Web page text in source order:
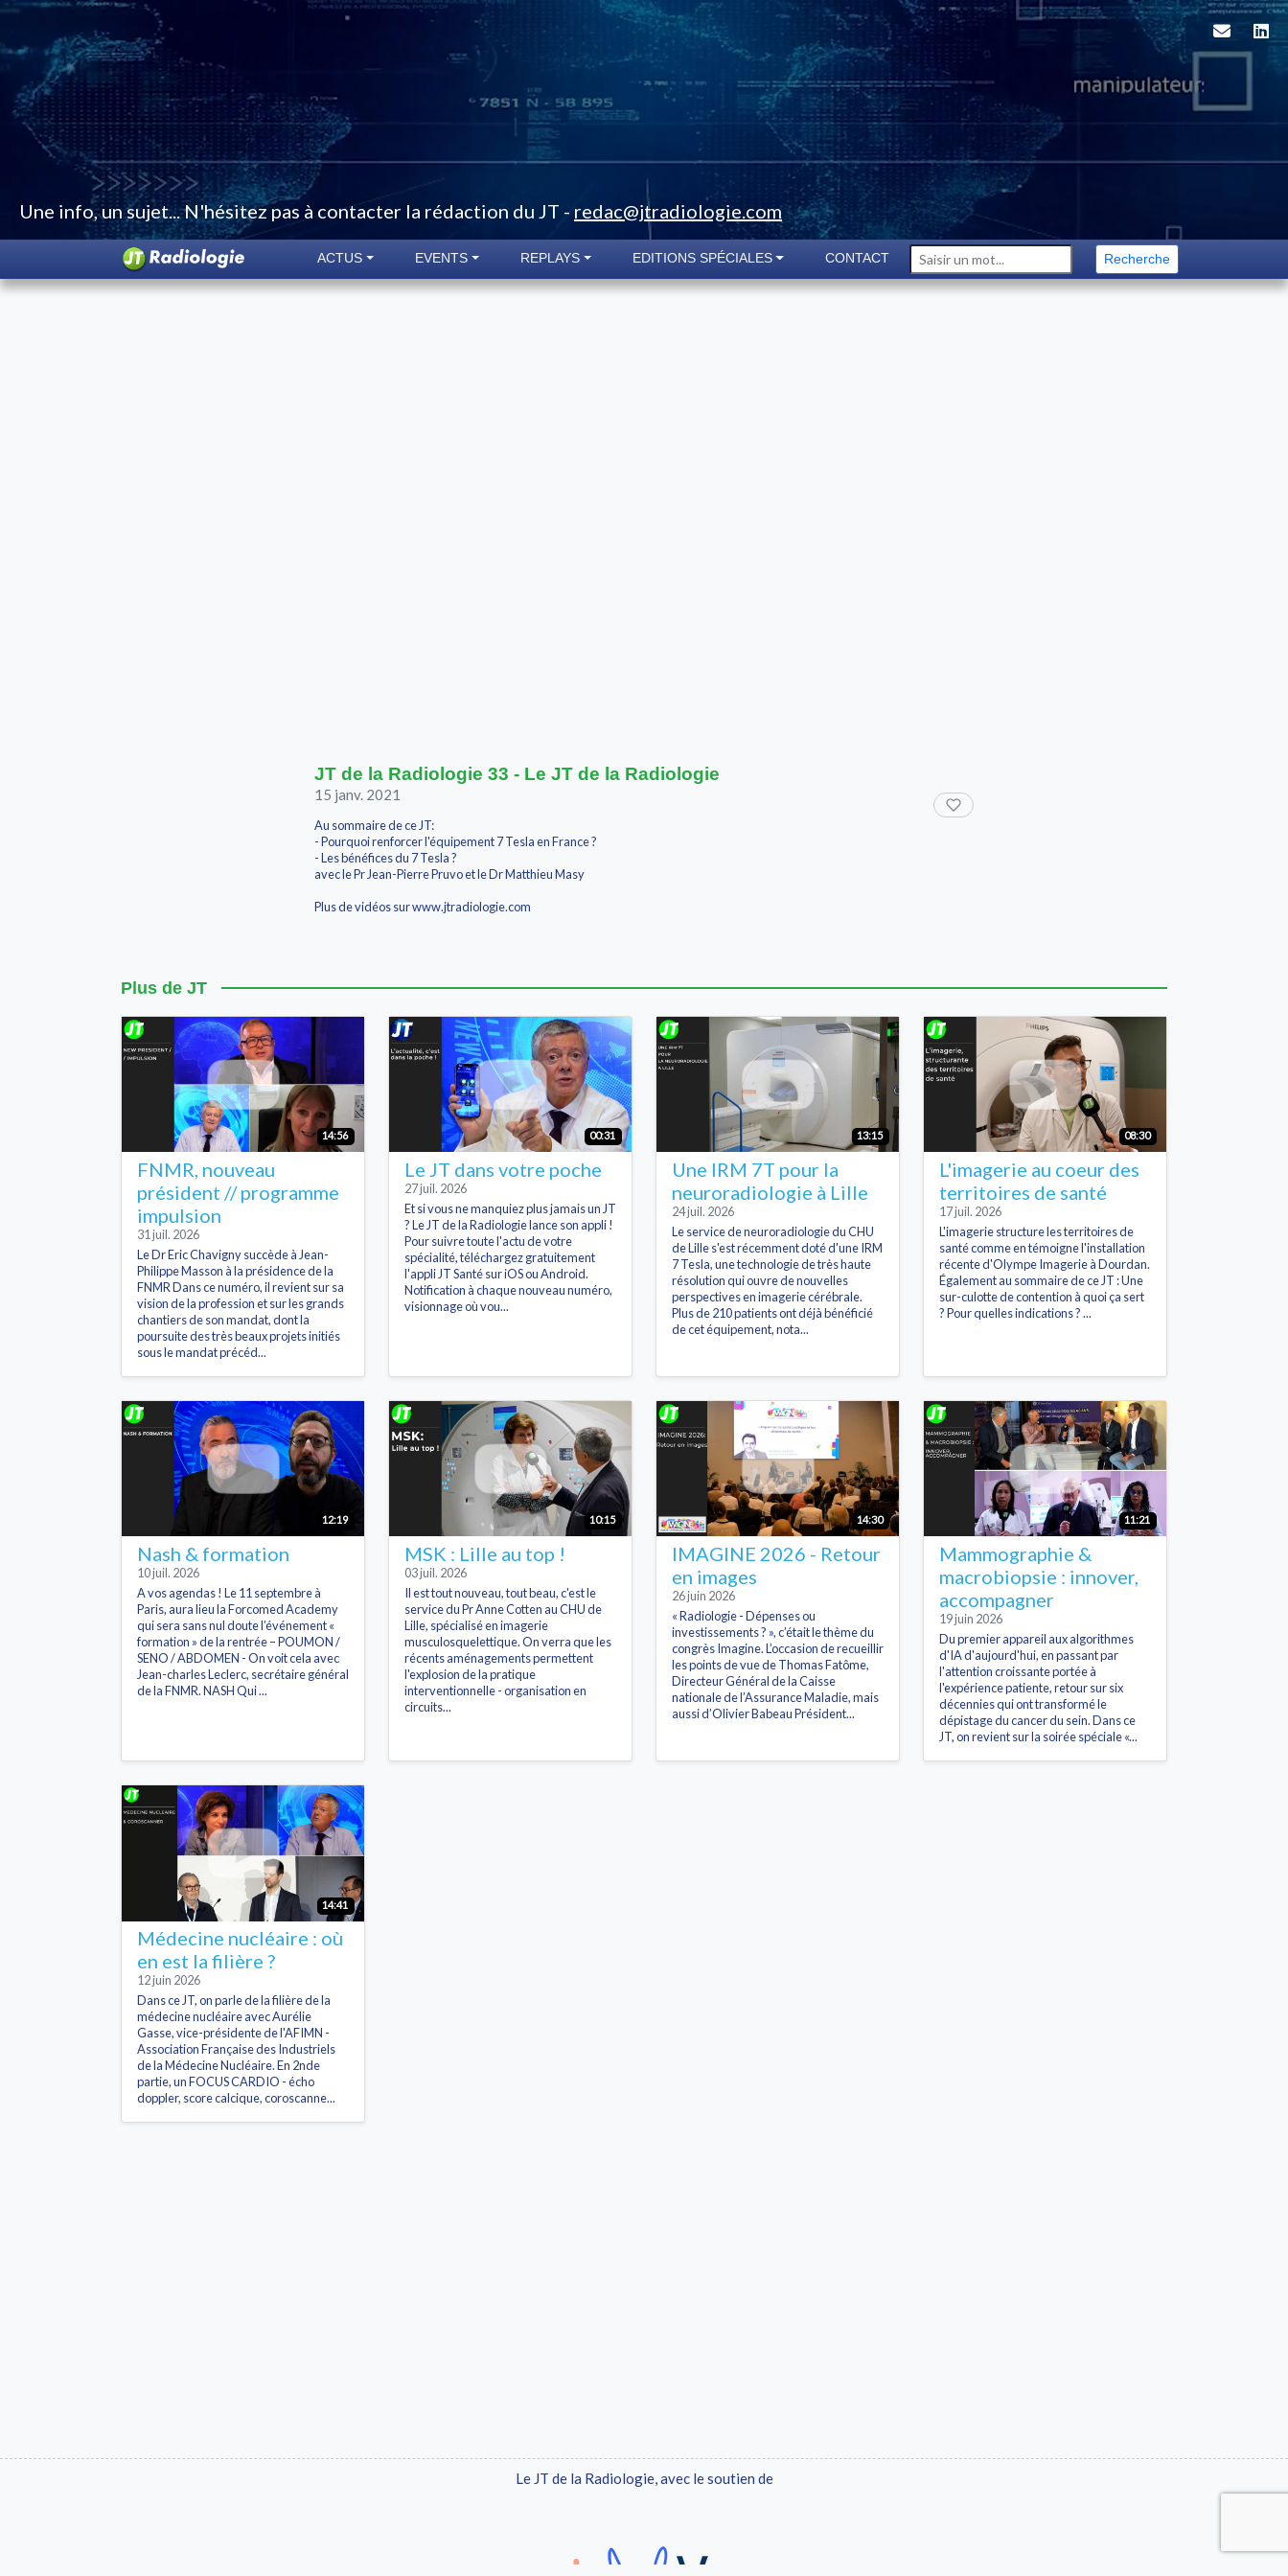
Une info, un sujet... N'hésitez pas à contacter la rédaction du JT - redac@jtradiologie.com
ACTUS EVENTS REPLAYS EDITIONS SPÉCIALES CONTACT Recherche
JT de la Radiologie 33 - Le JT de la Radiologie
15 janv. 2021
Au sommaire de ce JT:
- Pourquoi renforcer l'équipement 7 Tesla en France ?
- Les bénéfices du 7 Tesla ?
avec le Pr Jean-Pierre Pruvo et le Dr Matthieu Masy
Plus de vidéos sur www.jtradiologie.com
Plus de JT
14:56
FNMR, nouveau
président // programme
impulsion
31 juil. 2026
Le Dr Eric Chavigny succède à Jean-
Philippe Masson à la présidence de la
FNMR Dans ce numéro, il revient sur sa
vision de la profession et sur les grands
chantiers de son mandat, dont la
poursuite des très beaux projets initiés
sous le mandat précéd...
00:31
Le JT dans votre poche
27 juil. 2026
Et si vous ne manquiez plus jamais un JT
? Le JT de la Radiologie lance son appli !
Pour suivre toute l'actu de votre
spécialité, téléchargez gratuitement
l'appli JT Santé sur iOS ou Android.
Notification à chaque nouveau numéro,
visionnage où vou...
13:15
Une IRM 7T pour la
neuroradiologie à Lille
24 juil. 2026
Le service de neuroradiologie du CHU
de Lille s'est récemment doté d'une IRM
7 Tesla, une technologie de très haute
résolution qui ouvre de nouvelles
perspectives en imagerie cérébrale.
Plus de 210 patients ont déjà bénéficié
de cet équipement, nota...
08:30
L'imagerie au coeur des
territoires de santé
17 juil. 2026
L'imagerie structure les territoires de
santé comme en témoigne l'installation
récente d'Olympe Imagerie à Dourdan.
Également au sommaire de ce JT : Une
sur-culotte de contention à quoi ça sert
? Pour quelles indications ? ...
12:19
Nash & formation
10 juil. 2026
A vos agendas ! Le 11 septembre à
Paris, aura lieu la Forcomed Academy
qui sera sans nul doute l’événement «
formation » de la rentrée – POUMON /
SENO / ABDOMEN - On voit cela avec
Jean-charles Leclerc, secrétaire général
de la FNMR. NASH Qui ...
10:15
MSK : Lille au top !
03 juil. 2026
Il est tout nouveau, tout beau, c'est le
service du Pr Anne Cotten au CHU de
Lille, spécialisé en imagerie
musculosquelettique. On verra que les
récents aménagements permettent
l'explosion de la pratique
interventionnelle - organisation en
circuits...
14:30
IMAGINE 2026 - Retour
en images
26 juin 2026
« Radiologie - Dépenses ou
investissements ? », c’était le thème du
congrès Imagine. L’occasion de recueillir
les points de vue de Thomas Fatôme,
Directeur Général de la Caisse
nationale de l’Assurance Maladie, mais
aussi d’Olivier Babeau Président...
11:21
Mammographie &
macrobiopsie : innover,
accompagner
19 juin 2026
Du premier appareil aux algorithmes
d'IA d'aujourd'hui, en passant par
l'attention croissante portée à
l'expérience patiente, retour sur six
décennies qui ont transformé le
dépistage du cancer du sein. Dans ce
JT, on revient sur la soirée spéciale «...
14:41
Médecine nucléaire : où
en est la filière ?
12 juin 2026
Dans ce JT, on parle de la filière de la
médecine nucléaire avec Aurélie
Gasse, vice-présidente de l'AFIMN -
Association Française des Industriels
de la Médecine Nucléaire. En 2nde
partie, un FOCUS CARDIO - écho
doppler, score calcique, coroscanne...
Le JT de la Radiologie, avec le soutien de